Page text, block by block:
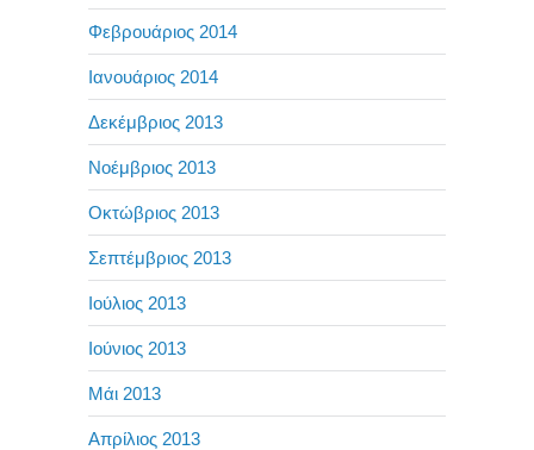
Φεβρουάριος 2014
Ιανουάριος 2014
Δεκέμβριος 2013
Νοέμβριος 2013
Οκτώβριος 2013
Σεπτέμβριος 2013
Ιούλιος 2013
Ιούνιος 2013
Μάι 2013
Απρίλιος 2013